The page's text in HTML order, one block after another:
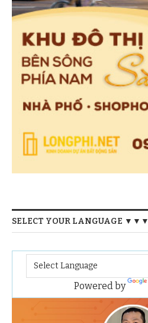
SELECT YOUR LANGUAGE ▼▼▼
Powered by